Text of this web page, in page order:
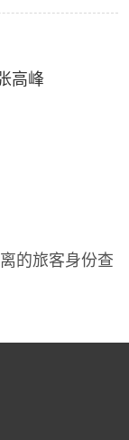
高峰
的旅客身份查